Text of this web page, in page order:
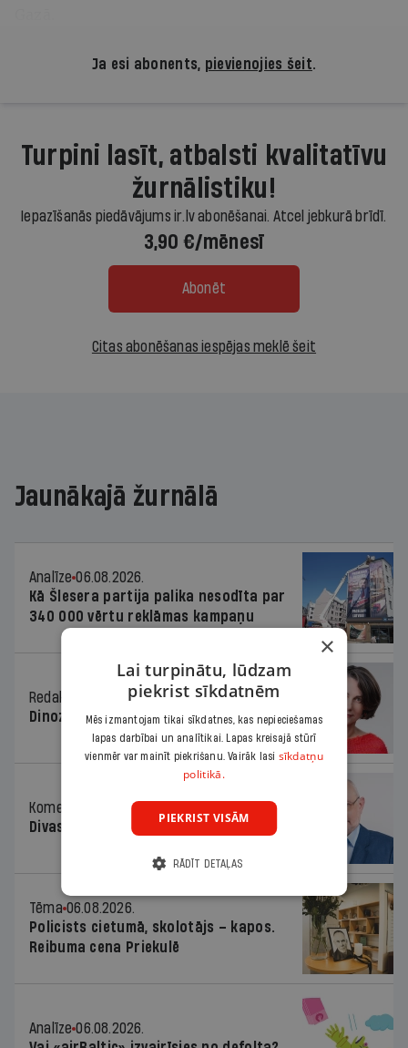
Ja esi abonents, pievienojies šeit.
Turpini lasīt, atbalsti kvalitatīvu
žurnālistiku!
Iepazīšanās piedāvājums ir.lv abonēšanai. Atcel jebkurā brīdī.
3,90 €/mēnesī
Abonēt
Citas abonēšanas iespējas meklē šeit
Jaunākajā žurnālā
Analīze 06.08.2026.
Kā Šlesera partija palika nesodīta par
340 000 vērtu reklāmas kampaņu
Redaktores sleja 06.08.2026.
Dinozaura triks
Komentārs
06.08.2026.
Divas koalīcijas
Tēma 06.08.2026.
Policists cietumā, skolotājs – kapos.
Reibuma cena Priekulē
Analīze 06.08.2026.
×
Lai turpinātu, lūdzam
piekrist sīkdatnēm
Mēs izmantojam tikai sīkdatnes, kas nepieciešamas
lapas darbībai un analītikai. Lapas kreisajā stūrī
vienmēr var mainīt piekrišanu. Vairāk lasi sīkdatņu
politikā.
PIEKRIST VISĀM
RĀDĪT DETAĻAS